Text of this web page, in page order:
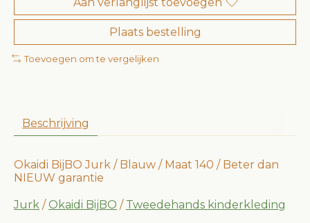
Plaats bestelling
Toevoegen om te vergelijken
Beschrijving
Okaidi BijBO Jurk / Blauw / Maat 140 / Beter dan
NIEUW garantie
Jurk / Okaidi BijBO / Tweedehands kinderkleding